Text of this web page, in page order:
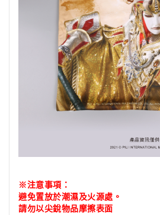
※注意事項：
避免置放於潮濕及火源處。
請勿以尖銳物品摩擦表面